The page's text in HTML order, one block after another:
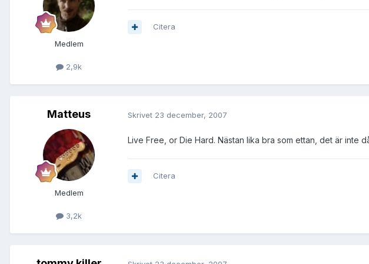
Medlem
2,9k
Citera
Matteus
Medlem
3,2k
Skrivet 23 december, 2007
Live Free, or Die Hard. Nästan lika bra som ettan, det är inte
Citera